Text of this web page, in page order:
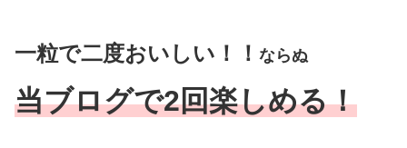
一粒で二度おいしい！！ ならぬ
当ブログで2回楽しめる！